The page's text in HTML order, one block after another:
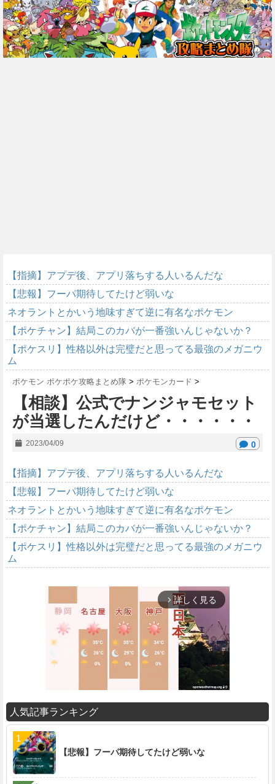
【指摘】アプデ後、アプリ落ちする人いるんだな
【悲報】フーパ期待してたけど弱いな
ネオラントとかいう地味すぎて逆に有名なポケモン
【ポケチャン】結局このカバが一番強いんじゃないか？
【ポケスリ】性格以外は完璧だと思ってる最強のメガニウ
ム
ポケモン ポケポケ攻略まとめ隊 > ポケモンカード >
【相談】公式でナンジャモセット
が当選したんだけど・・・・・・
2023/04/09 0
【指摘】アプデ後、アプリ落ちする人いるんだな
【悲報】フーパ期待してたけど弱いな
ネオラントとかいう地味すぎて逆に有名なポケモン
【ポケチャン】結局このカバが一番強いんじゃないか？
【ポケスリ】性格以外は完璧だと思ってる最強のメガニウ
ム
arrow_forward_ios 詳しく見る
M
t
人気記事ランキング
【悲報】フーパ期待してたけど弱いな